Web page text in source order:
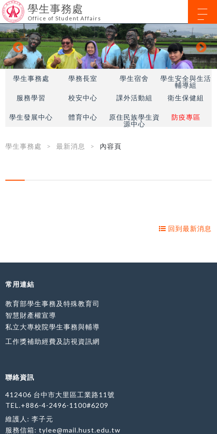
學生事務處
Office of Student Affairs
學生事務處 學務長室 學生宿舍
學生安全與生活
輔導組
服務學習
校安中心 課外活動組 衛生保健組
學生發展中心 體育中心
原住民族學生資
源中心
防疫專區
學生事務處 最新消息 內容頁
回到最新消息
常用連結
教育部學生事務及特殊教育司
智慧財產權宣導
私立大專校院學生事務與輔導
工作獎補助經費及訪視資訊網
聯絡資訊
412406 台中市大里區工業路11號
TEL.+886-4-2496-1100#6209
維護人: 李子元
服務信箱:tylee@mail.hust.edu.tw